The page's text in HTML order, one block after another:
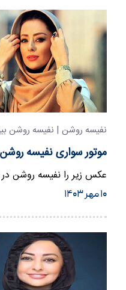
نفیسه روشن | نفیسه روشن
موتور سواری نفیسه
عکس زیر را نفیسه روشن
۱۰ مهر ۱۴۰۳